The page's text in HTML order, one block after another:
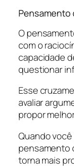
Pensamento
O
com o
capacidade
questionar
Esse
avaliar
propor
Quando
pensamento
torna mais